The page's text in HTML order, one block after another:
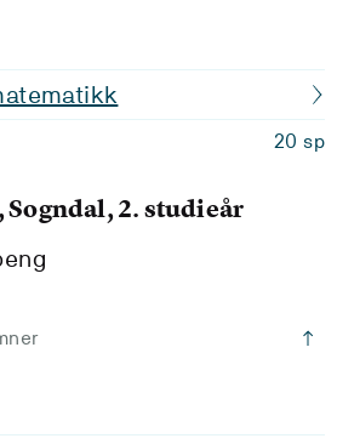
20 sp
2. studieår